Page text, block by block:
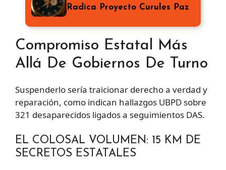
Radica Proyecto Curules Paz
Compromiso Estatal Más
Allá De Gobiernos De Turno
Suspenderlo sería traicionar derecho a verdad y
reparación, como indican hallazgos UBPD sobre
321 desaparecidos ligados a seguimientos DAS.
EL COLOSAL VOLUMEN: 15 KM DE
SECRETOS ESTATALES